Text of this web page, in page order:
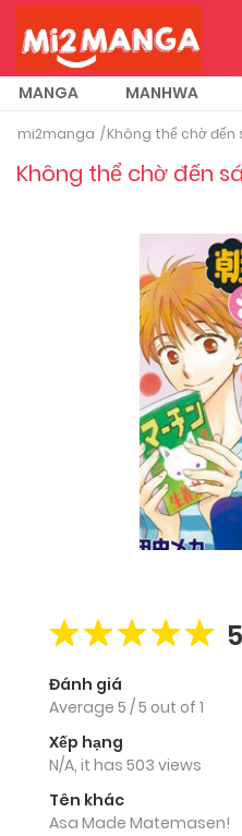
MANGA MANHWA
mi2manga Không thể chờ đến
Không thể chờ đến
5
Đánh giá
Average 5 /5 out of 1
Xếp hạng
N/A, it has 503 views
Tên khác
Asa Made Matemasen!